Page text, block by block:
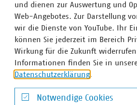
Darüber hinaus hat mein Ressorts
Minderung der diffusen
Landwirtschaft in die
Grundwasser“ nun zum zweiten Mal
stellt eine Untersetzung und
WRRL-Maßnahmenprogrammen
Die nachhaltige Nutzung des
und dienen zur Auswertung und
Web-Angebotes. Zur Darstellung
wir die Dienste von YouTube. Ihr
können Sie jederzeit im Bereich
Wirkung für die Zukunft
Informationen finden Sie in
Datenschutzerklärung
Notwendige Cookies